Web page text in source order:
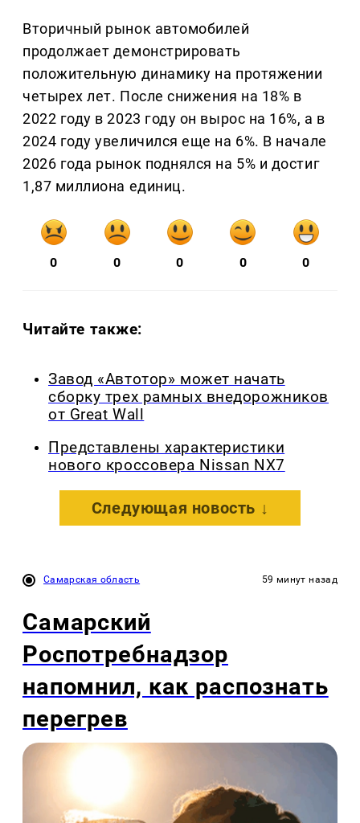
Вторичный рынок автомобилей
продолжает демонстрировать
положительную динамику на протяжении
четырех лет. После снижения на 18% в
2022 году в 2023 году он вырос на 16%, а в
2024 году увеличился еще на 6%. В начале
2026 года рынок поднялся на 5% и достиг
1,87 миллиона единиц.
0 0 0 0 0
Читайте также:
Завод «Автотор» может начать
сборку трех рамных внедорожников
от Great Wall
Представлены характеристики
нового кроссовера Nissan NX7
Следующая новость ↓
Самарская область 59 минут назад
Самарский
Роспотребнадзор
напомнил, как распознать
перегрев